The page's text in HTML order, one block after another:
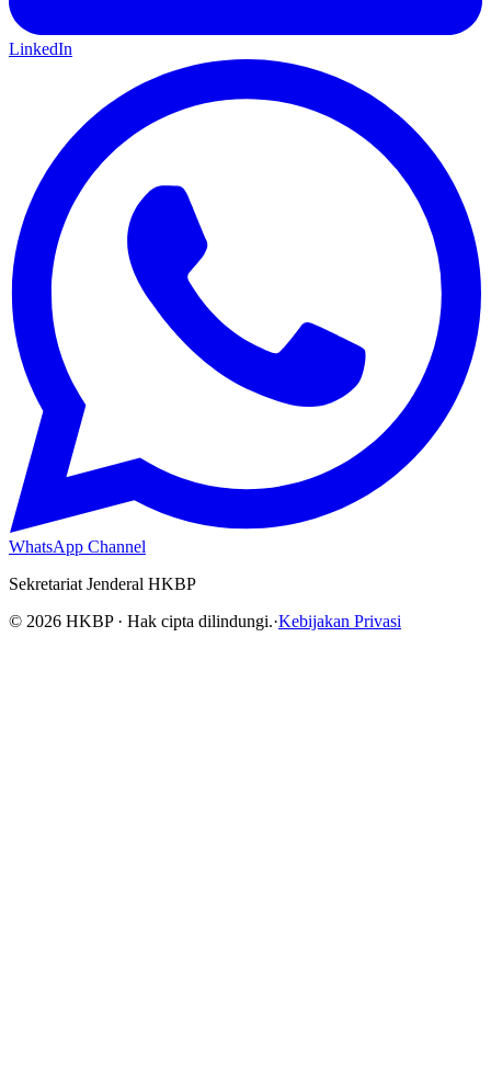
LinkedIn
WhatsApp Channel
Sekretariat Jenderal HKBP
© 2026 HKBP · Hak cipta dilindungi.·Kebijakan Privasi